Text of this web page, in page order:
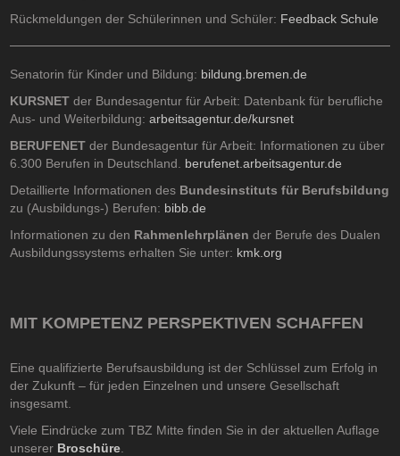
Rückmeldungen der Schülerinnen und Schüler: Feedback Schule
Senatorin für Kinder und Bildung: bildung.bremen.de
KURSNET der Bundesagentur für Arbeit: Datenbank für berufliche
Aus- und Weiterbildung:arbeitsagentur.de/kursnet
BERUFENET der Bundesagentur für Arbeit: Informationen zu über
6.300 Berufen in Deutschland. berufenet.arbeitsagentur.de
Detaillierte Informationen des Bundesinstituts für Berufsbildung
zu (Ausbildungs-) Berufen: bibb.de
Informationen zu den Rahmenlehrplänen der Berufe des Dualen
Ausbildungssystems erhalten Sie unter: kmk.org
MIT KOMPETENZ PERSPEKTIVEN SCHAFFEN
Eine qualifizierte Berufsausbildung ist der Schlüssel zum Erfolg in
der Zukunft – für jeden Einzelnen und unsere Gesellschaft
insgesamt.
Viele Eindrücke zum TBZ Mitte finden Sie in der aktuellen Auflage
unserer Broschüre